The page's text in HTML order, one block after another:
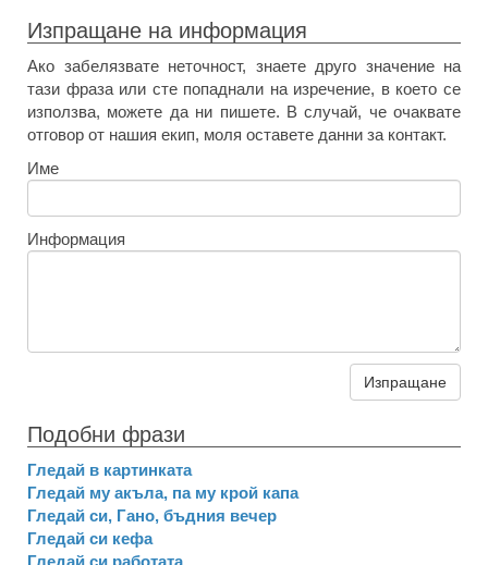
Изпращане на информация
Ако забелязвате неточност, знаете друго значение на
тази фраза или сте попаднали на изречение, в което се
използва, можете да ни пишете. В случай, че очаквате
отговор от нашия екип, моля оставете данни за контакт.
Име
Информация
Изпращане
Подобни фрази
Гледай в картинката
Гледай му акъла, па му крой капа
Гледай си, Гано, бъдния вечер
Гледай си кефа
Гледай си работата